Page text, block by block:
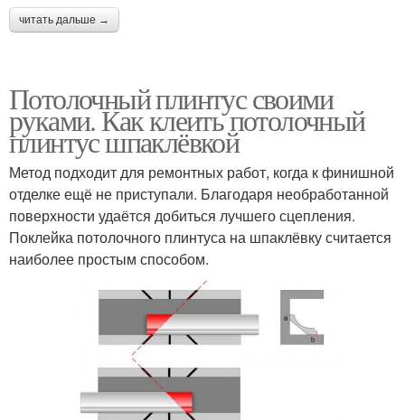
читать дальше →
Потолочный плинтус своими
руками. Как клеить потолочный
плинтус шпаклёвкой
Метод подходит для ремонтных работ, когда к финишной
отделке ещё не приступали. Благодаря необработанной
поверхности удаётся добиться лучшего сцепления.
Поклейка потолочного плинтуса на шпаклёвку считается
наиболее простым способом.